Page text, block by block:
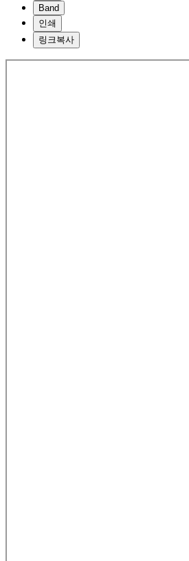
Band
인쇄
링크복사